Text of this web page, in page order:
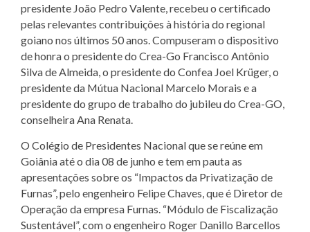
presidente João Pedro Valente, recebeu o certificado
pelas relevantes contribuições à história do regional
goiano nos últimos 50 anos. Compuseram o dispositivo
de honra o presidente do Crea-Go Francisco Antônio
Silva de Almeida, o presidente do Confea Joel Krüger, o
presidente da Mútua Nacional Marcelo Morais e a
presidente do grupo de trabalho do jubileu do Crea-GO,
conselheira Ana Renata.
O Colégio de Presidentes Nacional que se reúne em
Goiânia até o dia 08 de junho e tem em pauta as
apresentações sobre os “Impactos da Privatização de
Furnas”, pelo engenheiro Felipe Chaves, que é Diretor de
Operação da empresa Furnas. “Módulo de Fiscalização
Sustentável”, com o engenheiro Roger Danillo Barcellos